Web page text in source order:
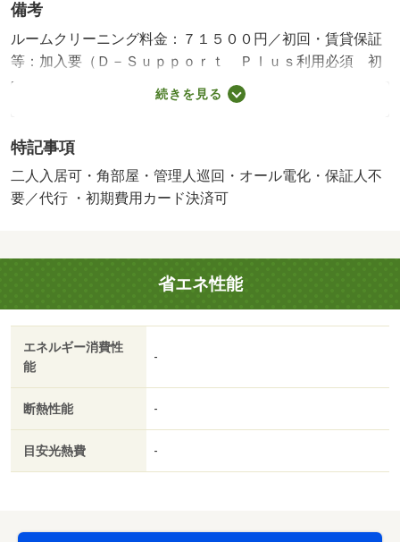
備考
ルームクリーニング料金：７１５００円／初回・賃貸保証
等：加入要（Ｄ－Ｓｕｐｐｏｒｔ Ｐｌｕｓ利用必須 初
回保証料３５０００円、月額保証料賃料等総額の１％＋８
００円／月）・管理形態／管理員の勤務形態：巡回・通勤
場：有
続きを見る
特記事項
二人入居可・角部屋・管理人巡回・オール電化・保証人不
要／代行 ・初期費用カード決済可
省エネ性能
エネルギー消費性
能
-
断熱性能 -
目安光熱費 -